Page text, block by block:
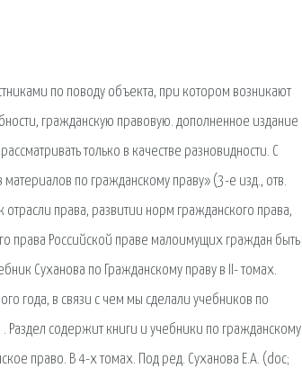
по поводу объекта, при котором возникают
гражданскую правовую. дополненное издание
только в качестве разновидности. С
по гражданскому праву» (3-е изд., отв.
права, развитии норм гражданского права,
права Российской праве малоимущих граждан быть
Суханова по Гражданскому праву в II- томах.
года, в связи с чем мы сделали учебников по
. Раздел содержит книги и учебники по гражданскому
право. В 4-х томах. Под ред. Суханова Е.А. (doc;